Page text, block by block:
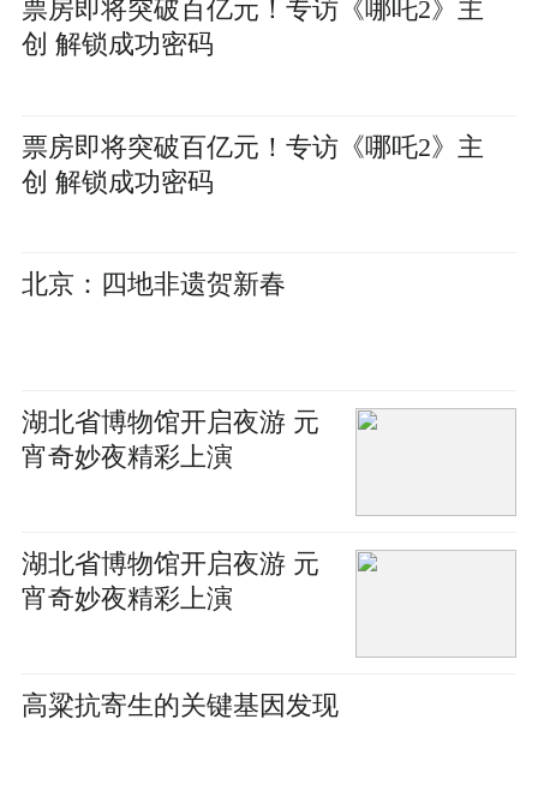
票房即将突破百亿元！专访《哪吒2》主
创 解锁成功密码
票房即将突破百亿元！专访《哪吒2》主
创 解锁成功密码
北京：四地非遗贺新春
湖北省博物馆开启夜游 元
宵奇妙夜精彩上演
湖北省博物馆开启夜游 元
宵奇妙夜精彩上演
高粱抗寄生的关键基因发现